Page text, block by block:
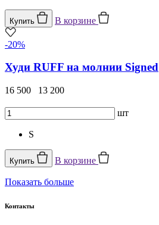
Купить В корзине
-20%
Худи RUFF на молнии Signed
16 500 13 200
шт
S
Купить В корзине
Показать больше
Контакты